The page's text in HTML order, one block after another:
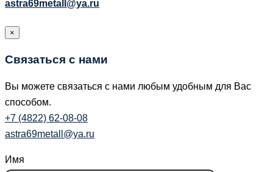
astra69metall@ya.ru
×
Связаться с нами
Вы можете связаться с нами любым удобным для Вас
способом.
+7 (4822) 62-08-08
astra69metall@ya.ru
Имя